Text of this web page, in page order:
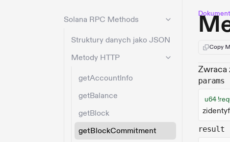
Solana RPC Methods
Struktury danych jako JSON
Metody HTTP
getAccountInfo
getBalance
getBlock
getBlockCommitment
Copy
Zwraca
params
u64
result